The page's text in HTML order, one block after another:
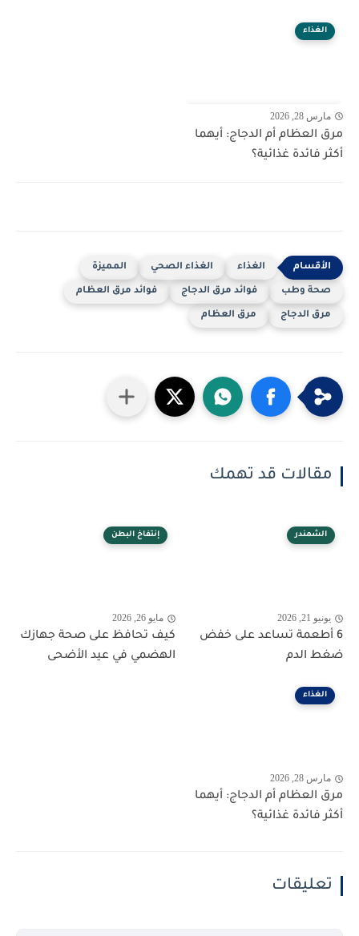
الغذاء
مارس 28, 2026
مرق العظام أم الدجاج: أيهما
أكثر فائدة غذائية؟
الغذاء الغذاء الصحي المميزة
صحة وطب فوائد مرق الدجاج فوائد مرق العظام
مرق الدجاج مرق العظام
مقالات قد تهمك
الشمندر
يونيو 21, 2026
6 أطعمة تساعد على خفض
ضغط الدم
إنتفاخ البطن
مايو 26, 2026
كيف تحافظ على صحة جهازك
الهضمي في عيد الأضحى
الغذاء
مارس 28, 2026
مرق العظام أم الدجاج: أيهما
أكثر فائدة غذائية؟
تعليقات